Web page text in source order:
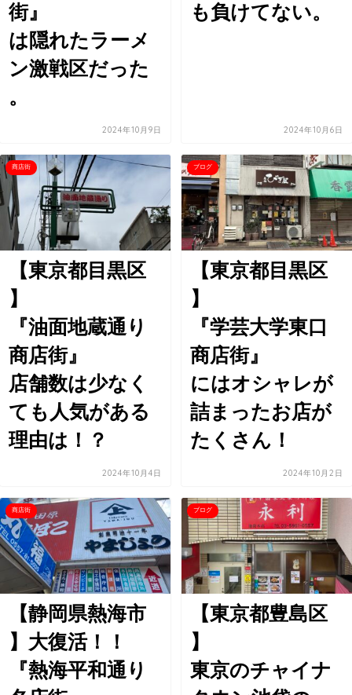
街』
は隠れたラーメ
ン激戦区だった
。
2024年10月9日
も負けてない。
2024年10月6日
商店街
【東京都目黒区
】
『油面地蔵通り
商店街』
店舗数は少なく
ても人気がある
理由は！？
2024年10月4日
ブログ
【東京都目黒区
】
『学芸大学東口
商店街』
にはオシャレが
詰まったお店が
たくさん！
2024年10月2日
商店街
【静岡県熱海市
】大復活！！
『熱海平和通り
ブログ
【東京都豊島区
】
東京のチャイナ